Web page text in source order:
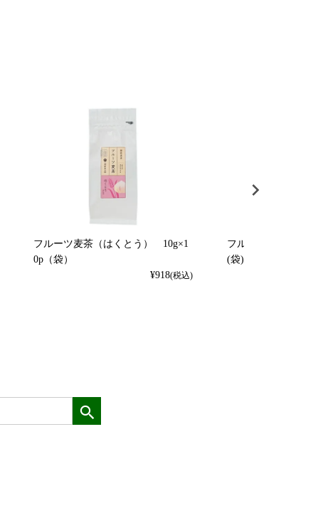
フルーツ麦茶（はくとう） 10g×1
0p（袋）
¥918(税込)
フルーツ麦茶（れ
(袋)